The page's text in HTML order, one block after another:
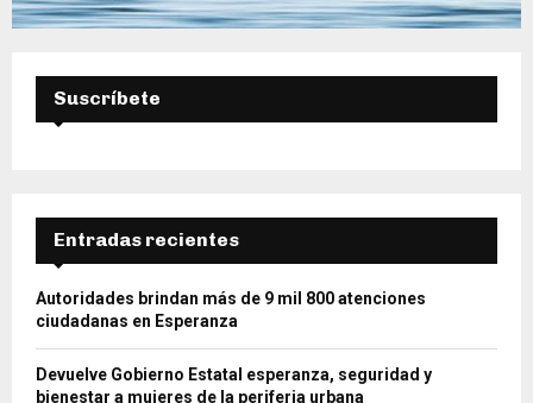
Suscríbete
Entradas recientes
Autoridades brindan más de 9 mil 800 atenciones
ciudadanas en Esperanza
Devuelve Gobierno Estatal esperanza, seguridad y
bienestar a mujeres de la periferia urbana